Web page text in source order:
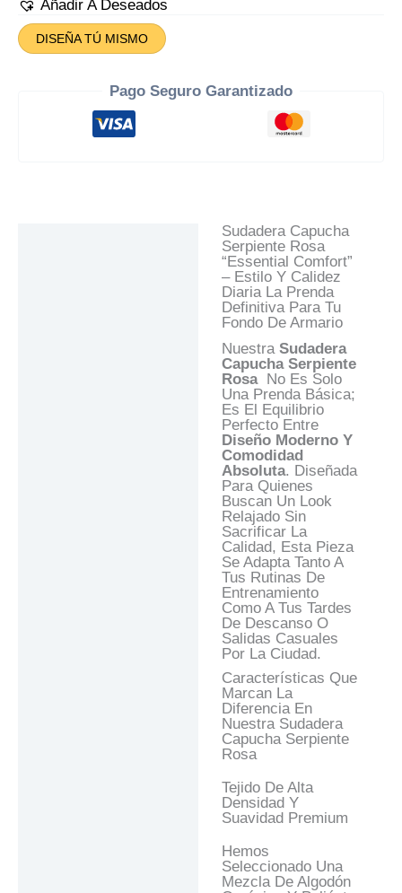
Añadir A Deseados
DISEÑA TÚ MISMO
Pago Seguro Garantizado
Sudadera Capucha
Serpiente Rosa
“Essential Comfort”
– Estilo Y Calidez
Diaria La Prenda
Definitiva Para Tu
Fondo De Armario
Nuestra Sudadera
Capucha Serpiente
Rosa No Es Solo
Una Prenda Básica;
Es El Equilibrio
Perfecto Entre
Diseño Moderno Y
Comodidad
Absoluta. Diseñada
Para Quienes
Buscan Un Look
Relajado Sin
Sacrificar La
Calidad, Esta Pieza
Se Adapta Tanto A
Tus Rutinas De
Entrenamiento
Como A Tus Tardes
De Descanso O
Salidas Casuales
Por La Ciudad.
Características Que
Marcan La
Diferencia En
Nuestra Sudadera
Capucha Serpiente
Rosa
Tejido De Alta
Densidad Y
Suavidad Premium
Hemos
Seleccionado Una
Mezcla De Algodón